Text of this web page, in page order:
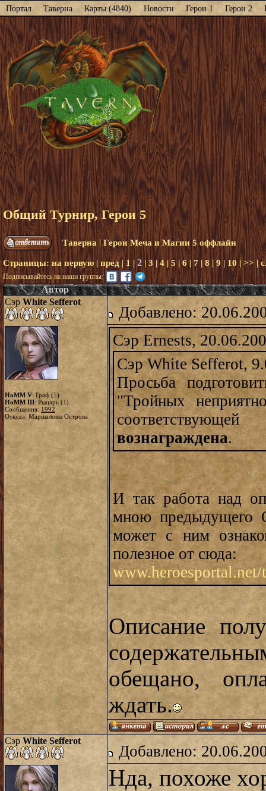
Портал Таверна Карты (4840) Новости Герои 1 Герои 2
Общий Турнир, Герои 5
Таверна |Герои Меча и Магии 5 оффлайн
Страницы: на первую | пред|1 | 2| 3 |4 | 5|6|7 | 8 | 9 | 10|>> |
Подписывайтесь на наши группы:
Автор
Сэр White Sefferot
HoMM V: Граф (5)
HoMM III: Рыцарь (1)
Сообщения: 1992
Откуда: Маршаловы Острова
Добавлено:
Сэр Ernests,
Сэр White Sefferot,
Просьба
"Тройных
вознаграждена.
И так работа над
мною предыдущего
может с ним
полезное от сюда:
Описание
обещано,
ждать.
Сэр White Sefferot
Добавлено:
Нда, похоже